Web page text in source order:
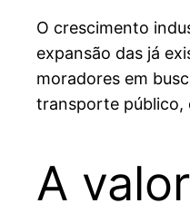
O crescimento
expansão das já
moradores em
transporte público,
A